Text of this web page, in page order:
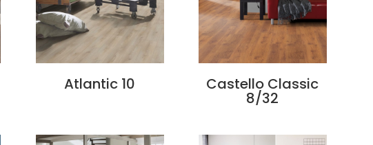
Atlantic 10 Castello Classic
8/32